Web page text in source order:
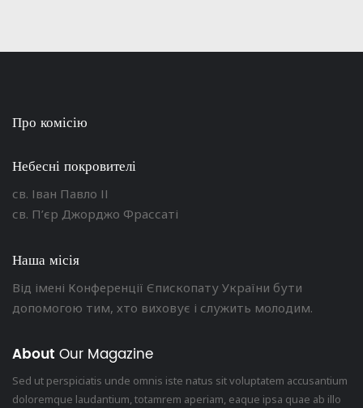
Про комісію
Небесні покровителі
св. Іван Павло ІІ
св. П’єр Джорджо Фрассаті
Наша місія
Від імені Конференції Єпископату України бути
допомогою тим, хто виховує і служить молодим.
About Our Magazine
Sed ut perspiciatis unde omnis iste natus sit voluptatem accusantium
doloremque laudantium, totamrem aperiam, eaque ipsa quae ab illo